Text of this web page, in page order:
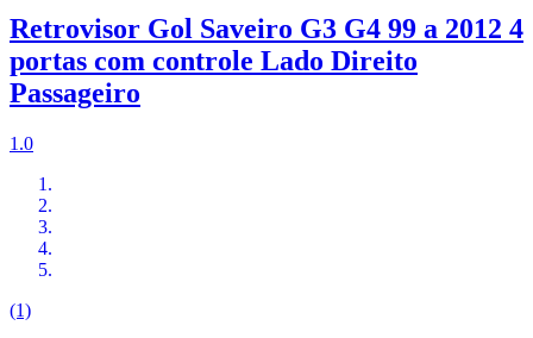
Retrovisor Gol Saveiro G3 G4 99 a 2012 4
portas com controle Lado Direito
Passageiro
1.0
(1)